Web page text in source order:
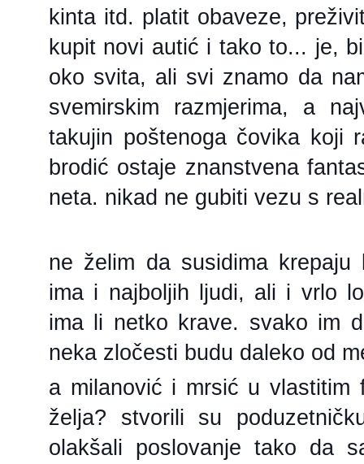
kinta itd. platit obaveze,
kupit novi autić i tako to... je,
oko svita, ali svi znamo da
svemirskim razmjerima, a
takujin poštenoga čovika koji
brodić ostaje znanstvena
neta. nikad ne gubiti vezu s
ne želim da susidima krepaju
ima i najboljih ljudi, ali i vrlo
ima li netko krave. svako im
neka zločesti budu daleko od
a milanović i mrsić u vlastitim
želja? stvorili su
olakšali poslovanje tako da